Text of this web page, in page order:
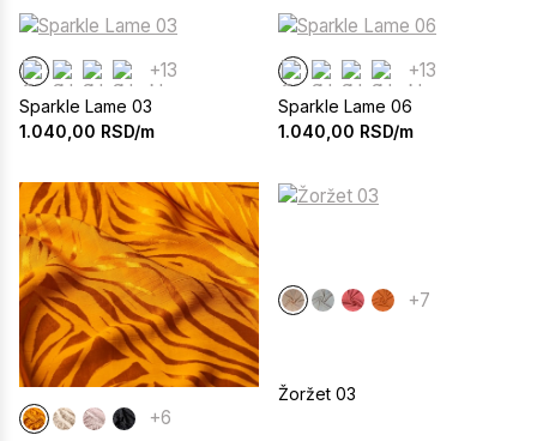
+13
Sparkle Lame 03
1.040,00 RSD/m
+13
Sparkle Lame 06
1.040,00 RSD/m
+6
+7
Žoržet 03